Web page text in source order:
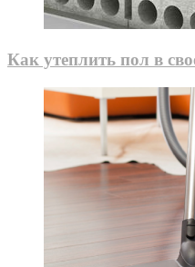
Как утеплить пол в